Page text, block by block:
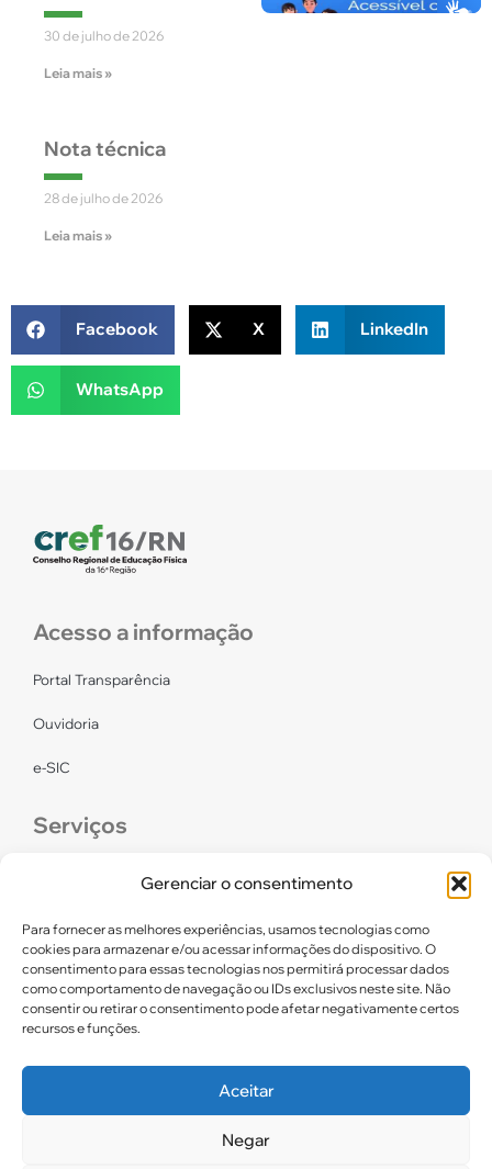
Gerenciar o consentimento
Para fornecer as melhores experiências, usamos tecnologias como
cookies para armazenar e/ou acessar informações do dispositivo. O
consentimento para essas tecnologias nos permitirá processar dados
como comportamento de navegação ou IDs exclusivos neste site. Não
consentir ou retirar o consentimento pode afetar negativamente certos
recursos e funções.
Aceitar
Negar
30 de julho de 2026
Leia mais »
Nota técnica
28 de julho de 2026
Leia mais »
Facebook X LinkedIn
WhatsApp
Acesso a informação
Portal Transparência
Ouvidoria
e-SIC
Serviços
Links úteis
Certidão de Quitação Eleitoral
Parceiros CREF16